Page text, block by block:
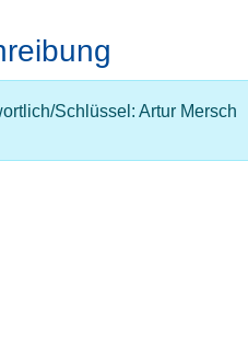
Schlüssel: Artur Mersch